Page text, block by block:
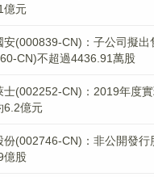
億元
安(000839-CN)：子公司擬出
CN)不超過4436.91萬股
士(002252-CN)：2019年度
6.2億元
份(002746-CN)：非公開發行
億股